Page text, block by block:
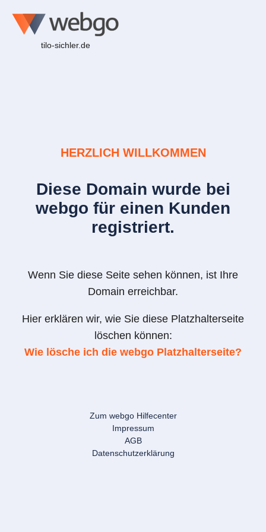
tilo-sichler.de
HERZLICH WILLKOMMEN
Diese Domain wurde bei
webgo für einen Kunden
registriert.
Wenn Sie diese Seite sehen können, ist Ihre
Domain erreichbar.
Hier erklären wir, wie Sie diese Platzhalterseite
löschen können:
Wie lösche ich die webgo Platzhalterseite?
Zum webgo Hilfecenter
Impressum
AGB
Datenschutzerklärung